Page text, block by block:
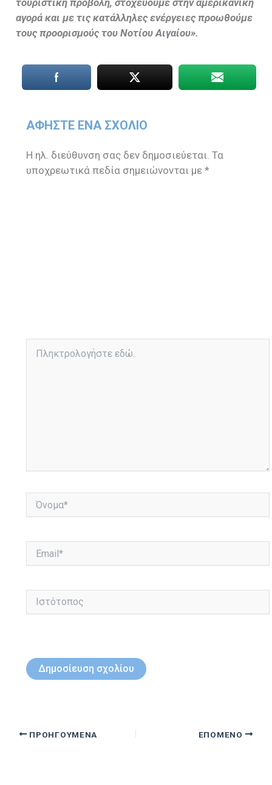
αγορά και με τις κατάλληλες ενέργειες προωθούμε
τους προορισμούς του Νοτίου Αιγαίου».
ΑΦΉΣΤΕ ΈΝΑ ΣΧΌΛΙΟ
Η ηλ. διεύθυνση σας δεν δημοσιεύεται. Τα
υποχρεωτικά πεδία σημειώνονται με*
εδώ..
Όνομα*
Ιστότοπος
ΠΡΟΗΓΟΎΜΕΝΑ ΕΠΌΜΕΝΟ